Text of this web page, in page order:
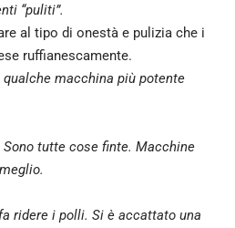
“puliti”.
al tipo di onestà e pulizia che i
ruffianescamente.
qualche macchina più potente
tutte cose finte. Macchine
ridere i polli. Si è accattato una